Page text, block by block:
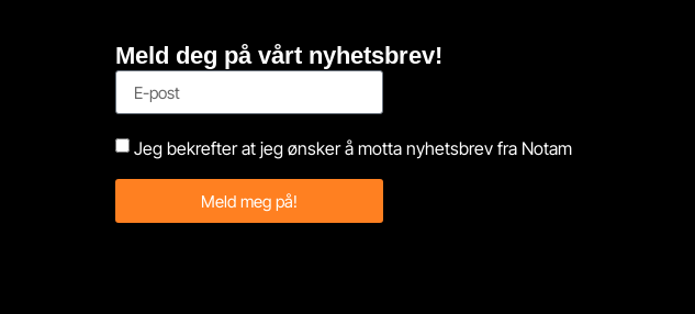
Meld deg på vårt nyhetsbrev!
Jeg bekrefter at jeg ønsker å motta nyhetsbrev fra Notam
Meld meg på!